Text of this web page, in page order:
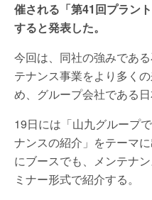
催される「第41回プラン
すると発表した。
今回は、同社の強みであ
テナンス事業をより多く
め、グループ会社である
19日には「山九グループ
ナンスの紹介」をテーマ
にブースでも、メンテナ
ミナー形式で紹介する。